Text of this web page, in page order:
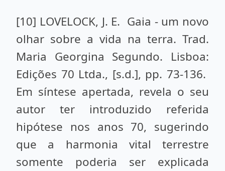
[10] LOVELOCK, J. E. Gaia - um novo
olhar sobre a vida na terra. Trad.
Maria Georgina Segundo. Lisboa:
Edições 70 Ltda., [s.d.], pp. 73-136.
Em síntese apertada, revela o seu
autor ter introduzido referida
hipótese nos anos 70, sugerindo
que a harmonia vital terrestre
somente poderia ser explicada